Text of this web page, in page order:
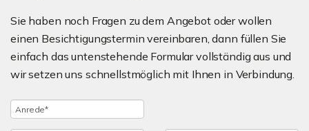
Sie haben noch Fragen zu dem Angebot oder wollen
einen Besichtigungstermin vereinbaren, dann füllen Sie
einfach das untenstehende Formular vollständig aus und
wir setzen uns schnellstmöglich mit Ihnen in Verbindung.